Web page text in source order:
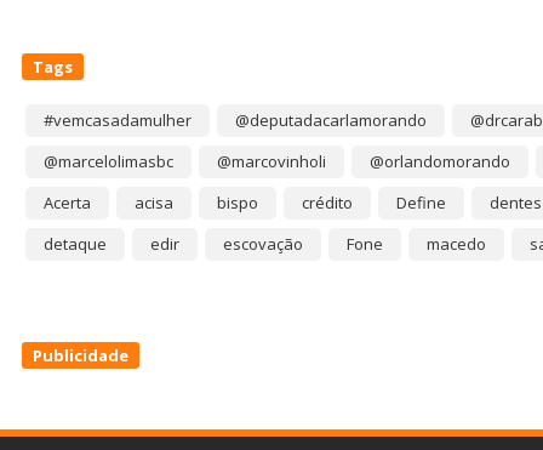
Tags
#vemcasadamulher @deputadacarlamorando
@marcelolimasbc
@marcovinholi
@orlandomorando
Acerta
acisa bispo crédito Define
dentes
detaque
edir escovação Fone macedo
Publicidade